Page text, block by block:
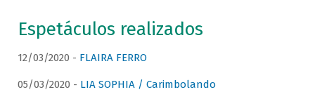
Espetáculos realizados
12/03/2020 - FLAIRA FERRO
05/03/2020 - LIA SOPHIA / Carimbolando